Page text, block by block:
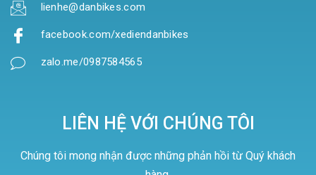
lienhe@danbikes.com
facebook.com/xediendanbikes
zalo.me/0987584565
LIÊN HỆ VỚI CHÚNG TÔI
Chúng tôi mong nhận được những phản hồi từ Quý khách